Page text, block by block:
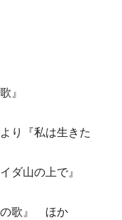
』
り『私は生きた
ダ山の上で』
の歌』 ほか